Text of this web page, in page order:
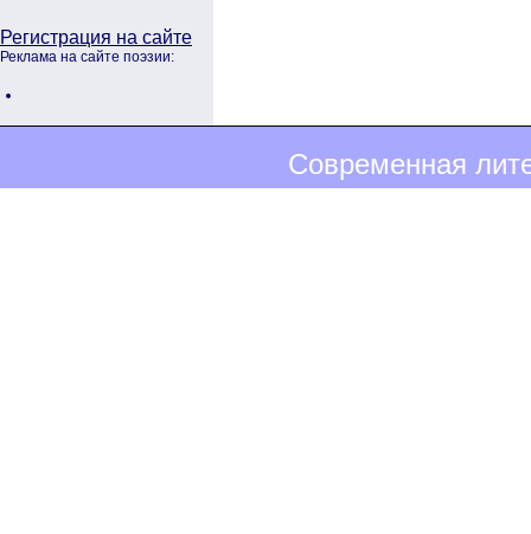
Регистрация на сайте
Реклама на сайте поэзии:
Современная